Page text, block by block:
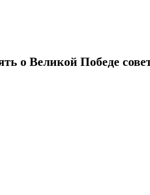
о Великой Победе